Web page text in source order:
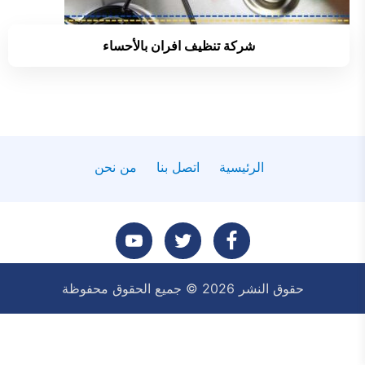
شركة تنظيف افران بالأحساء
الرئيسية اتصل بنا من نحن
تابعنا
على
تابعنا
على
تابعنا
على حقوق النشر 2026 © جميع الحقوق محفوظة